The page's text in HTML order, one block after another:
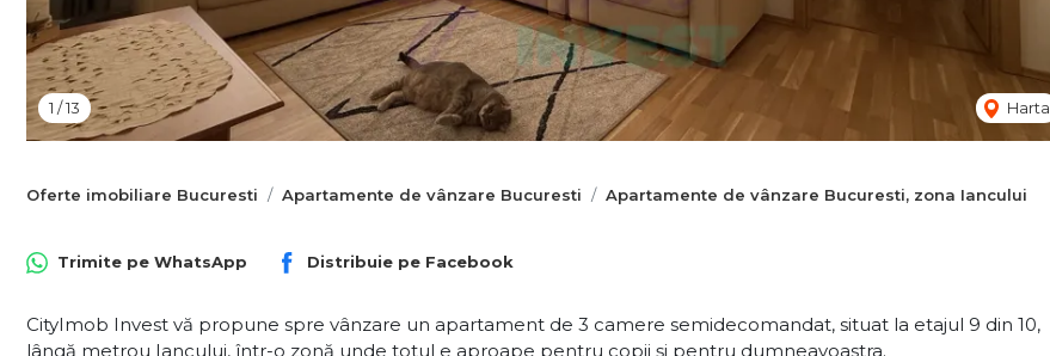
1 /13 Harta
Oferte imobiliare Bucuresti Apartamente de vânzare Bucuresti Apartamente de vânzare Bucuresti, zona Iancului
Trimite pe WhatsApp Distribuie pe Facebook
CityImob Invest vă propune spre vânzare un apartament de 3 camere semidecomandat, situat la etajul 9 din 10,
lângă metrou Iancului, într-o zonă unde totul e aproape pentru copii și pentru dumneavoastra.